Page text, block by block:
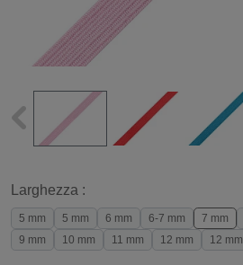
Larghezza :
5 mm 5 mm 6 mm 6-7 mm 7 mm
9 mm
10 mm 11 mm 12 mm 12 mm